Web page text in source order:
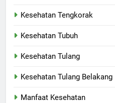
Kesehatan Tengkorak
Kesehatan Tubuh
Kesehatan Tulang
Kesehatan Tulang Belakang
Manfaat Kesehatan